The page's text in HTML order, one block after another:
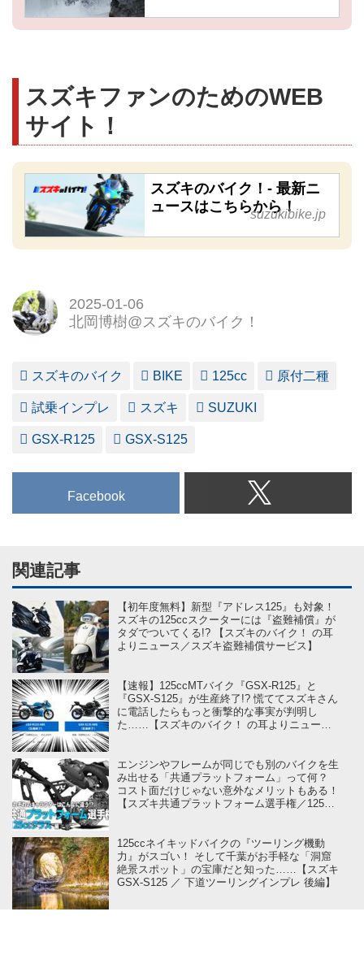
スズキファンのためのWEB
サイト！
スズキのバイク！- 最新ニ
ュースはこちらから！
suzukibike.jp
2025-01-06
北岡博樹@スズキのバイク！
スズキのバイク BIKE 125cc 原付二種
試乗インプレ スズキ SUZUKI
GSX-R125 GSX-S125
Facebook
関連記事
【初年度無料】新型『アドレス125』も対象！
スズキの125ccスクーターには『盗難補償』が
タダでついてくる!? 【スズキのバイク！ の耳
よりニュース／スズキ盗難補償サービス】
【速報】125ccMTバイク『GSX-R125』と
『GSX-S125』が生産終了!? 慌ててスズキさん
に電話したらもっと衝撃的な事実が判明し
た……【スズキのバイク！ の耳よりニュー
エンジンやフレームが同じでも別のバイクを生
み出せる「共通プラットフォーム」って何？
コスト面だけじゃない意外なメリットもある！
【スズキ共通プラットフォーム選手権／125cc
125ccネイキッドバイクの『ツーリング機動
力』がスゴい！ そして千葉がお手軽な「洞窟
絶景スポット」の宝庫だと知った……【スズキ
GSX-S125 ／ 下道ツーリングインプレ 後編】